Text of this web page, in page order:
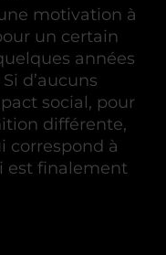
motivation à
un certain
années
d’aucuns
social, pour
différente,
correspond à
est finalement